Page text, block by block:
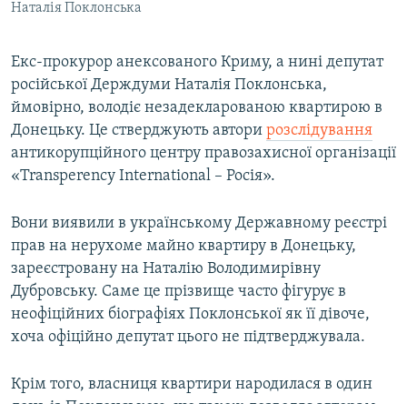
Усі сайти RFE/RL
Наталія Поклонська
Екс-прокурор анексованого Криму, а нині депутат
російської Держдуми Наталія Поклонська,
ймовірно, володіє незадекларованою квартирою в
Донецьку. Це стверджують автори розслідування
антикорупційного центру правозахисної організації
«Transperency International – Росія».
Вони виявили в українському Державному реєстрі
прав на нерухоме майно квартиру в Донецьку,
зареєстровану на Наталію Володимирівну
Дубровську. Саме це прізвище часто фігурує в
неофіційних біографіях Поклонської як її дівоче,
хоча офіційно депутат цього не підтверджувала.
Крім того, власниця квартири народилася в один